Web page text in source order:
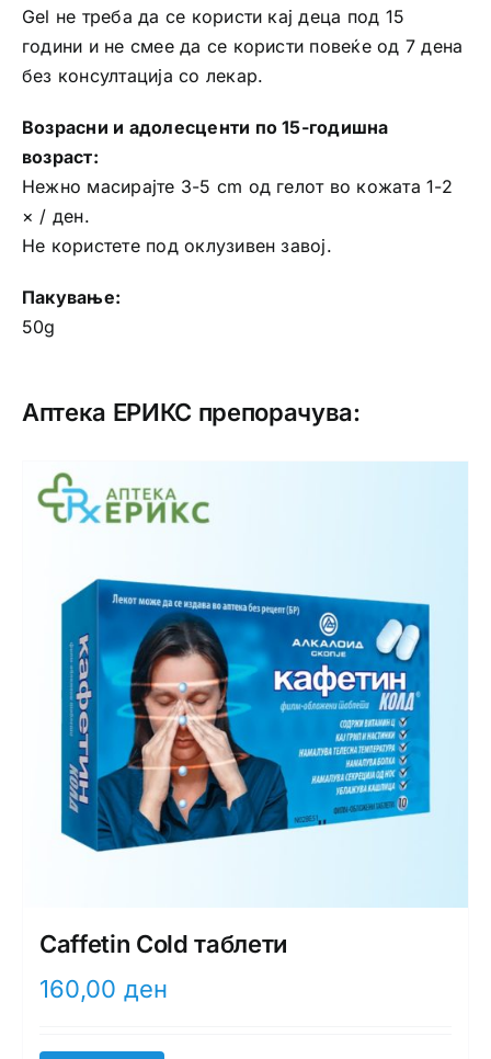
Gel не треба да се користи кај деца под 15
години и не смее да се користи повеќе од 7 дена
без консултација со лекар.
Возрасни и адолесценти по 15-годишна
возраст:
Нежно масирајте 3-5 cm од гелот во кожата 1-2
× / ден.
Не користете под оклузивен завој.
Пакување:
50g
Аптека ЕРИКС препорачува:
Caffetin Cold таблети
160,00 ден